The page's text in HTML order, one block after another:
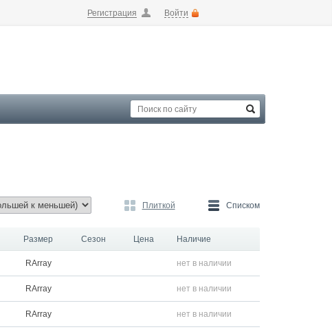
Регистрация Войти
Плиткой Списком
Размер Сезон Цена Наличие
RArray нет в наличии
RArray нет в наличии
RArray нет в наличии